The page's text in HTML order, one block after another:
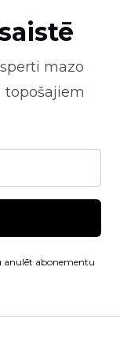
mazo
anulēt abonementu